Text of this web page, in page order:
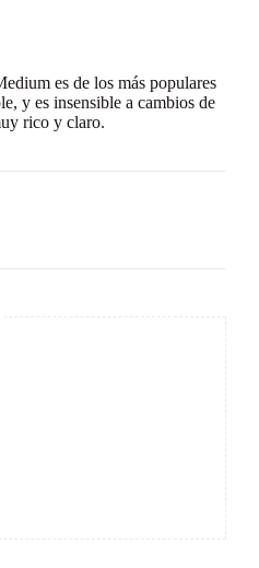
es de los más populares
y es insensible a cambios de
rico y claro.